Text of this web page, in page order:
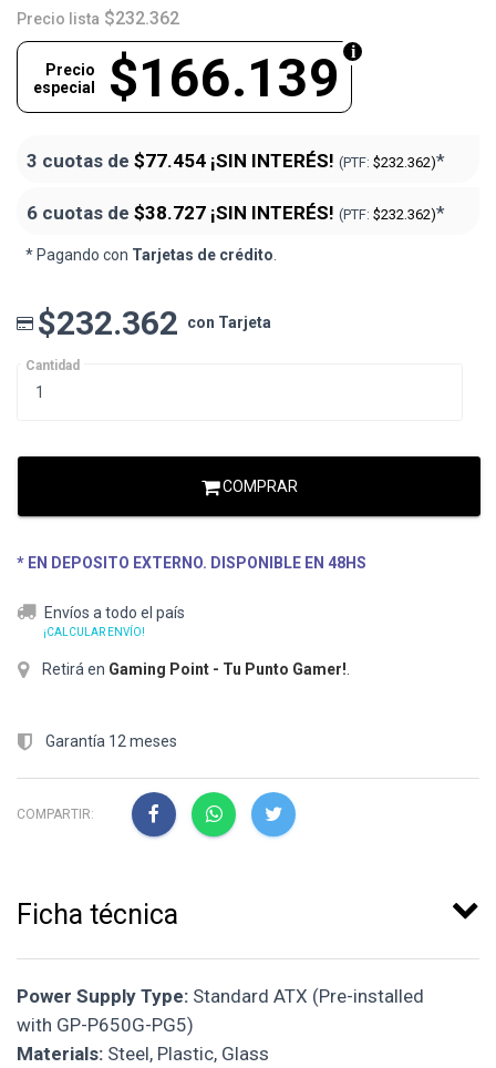
Precio lista $232.362
$166.139
Precio
especial
3 cuotas de $77.454 ¡SIN INTERÉS! (PTF: $232.362)*
6 cuotas de $38.727 ¡SIN INTERÉS! (PTF: $232.362)*
* Pagando con Tarjetas de crédito.
$232.362 con Tarjeta
Cantidad
COMPRAR
* EN DEPOSITO EXTERNO. DISPONIBLE EN 48HS
Envíos a todo el país
¡CALCULAR ENVÍO!
Retirá en Gaming Point - Tu Punto Gamer!
Garantía 12 meses
COMPARTIR:
Ficha técnica
Power Supply Type: Standard ATX (Pre-installed
with GP-P650G-PG5)
Materials: Steel, Plastic, Glass